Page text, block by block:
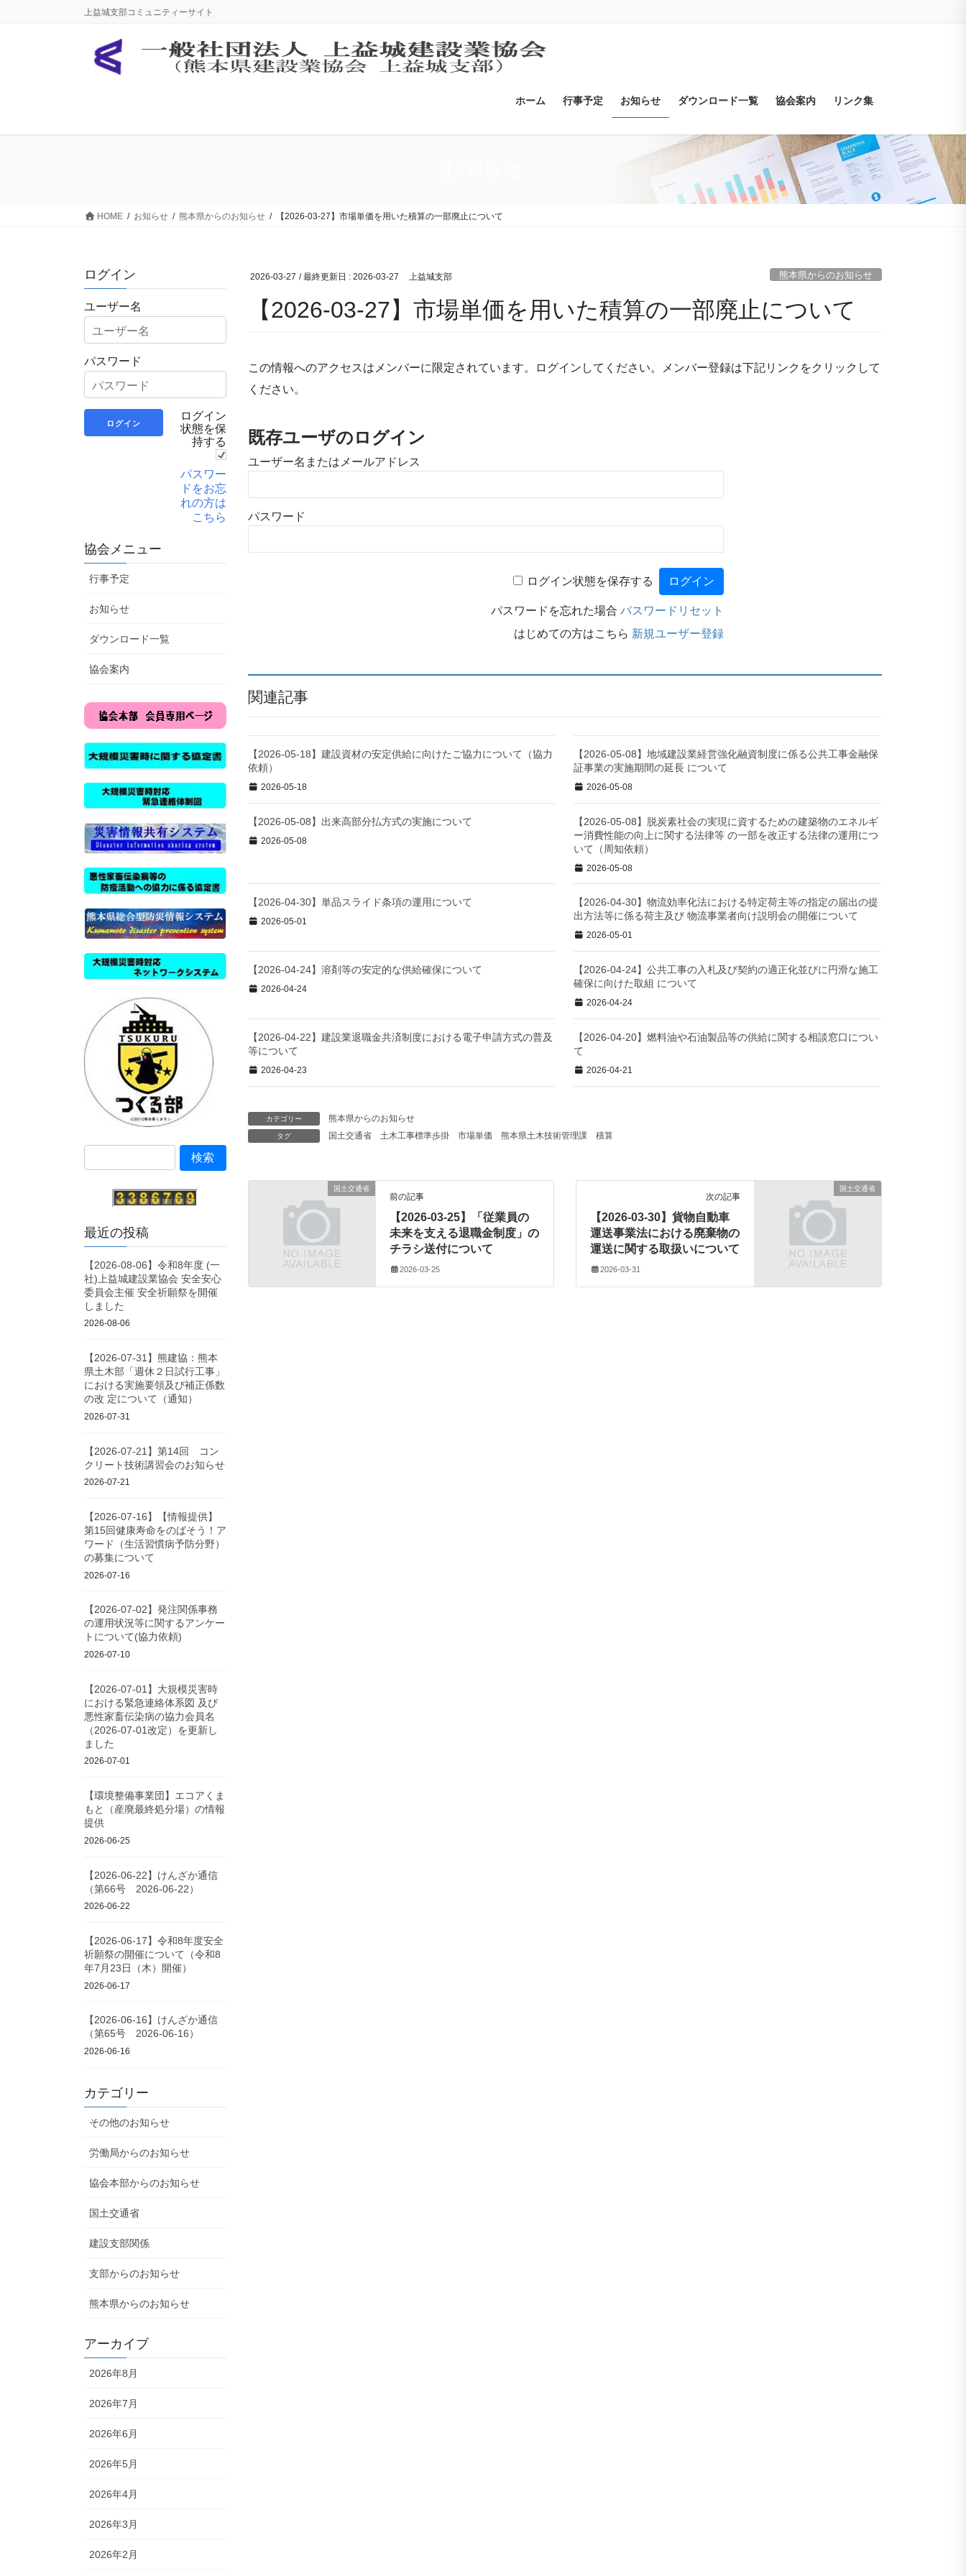
上益城支部コミュニティーサイト
ホーム 行事予定 お知らせ ダウンロード一覧 協会案内 リンク集
HOME お知らせ 熊本県からのお知らせ 【2026-03-27】市場単価を用いた積算の一部廃止について
2026-03-27 / 最終更新日 : 2026-03-27 上益城支部 熊本県からのお知らせ
【2026-03-27】市場単価を用いた積算の一部廃止について
この情報へのアクセスはメンバーに限定されています。ログインしてください。メンバー登録は下記リンクをクリックして
ください。
既存ユーザのログイン
ユーザー名またはメールアドレス
パスワード
ログイン状態を保存する
パスワードを忘れた場合 パスワードリセット
はじめての方はこちら 新規ユーザー登録
関連記事
【2026-05-18】建設資材の安定供給に向けたご協力について（協力
依頼）
2026-05-18
【2026-05-08】地域建設業経営強化融資制度に係る公共工事金融保
証事業の実施期間の延長 について
2026-05-08
【2026-05-08】出来高部分払方式の実施について
2026-05-08
【2026-05-08】脱炭素社会の実現に資するための建築物のエネルギ
ー消費性能の向上に関する法律等 の一部を改正する法律の運用につ
いて（周知依頼）
2026-05-08
【2026-04-30】単品スライド条項の運用について
2026-05-01
【2026-04-30】物流効率化法における特定荷主等の指定の届出の提
出方法等に係る荷主及び 物流事業者向け説明会の開催について
2026-05-01
【2026-04-24】溶剤等の安定的な供給確保について
2026-04-24
【2026-04-24】公共工事の入札及び契約の適正化並びに円滑な施工
確保に向けた取組 について
2026-04-24
【2026-04-22】建設業退職金共済制度における電子申請方式の普及
等について
2026-04-23
【2026-04-20】燃料油や石油製品等の供給に関する相談窓口につい
て
2026-04-21
カテゴリー 熊本県からのお知らせ
タグ 国土交通省 土木工事標準歩掛 市場単価 熊本県土木技術管理課 積算
国土交通省
前の記事
【2026-03-25】「従業員の
未来を支える退職金制度」の
チラシ送付について
2026-03-25
国土交通省
次の記事
【2026-03-30】貨物自動車
運送事業法における廃棄物の
運送に関する取扱いについて
2026-03-31
ログイン
ユーザー名
パスワード
ログイン
状態を保
持する
パスワー
ドをお忘
れの方は
こちら
協会メニュー
行事予定
お知らせ
ダウンロード一覧
協会案内
最近の投稿
【2026-08-06】令和8年度 (一
社)上益城建設業協会 安全安心
委員会主催 安全祈願祭を開催
しました
2026-08-06
【2026-07-31】熊建協：熊本
県土木部「週休２日試行工事」
における実施要領及び補正係数
の改 定について（通知）
2026-07-31
【2026-07-21】第14回 コン
クリート技術講習会のお知らせ
2026-07-21
【2026-07-16】【情報提供】
第15回健康寿命をのばそう！ア
ワード（生活習慣病予防分野）
の募集について
2026-07-16
【2026-07-02】発注関係事務
の運用状況等に関するアンケー
トについて(協力依頼)
2026-07-10
【2026-07-01】大規模災害時
における緊急連絡体系図 及び
悪性家畜伝染病の協力会員名
（2026-07-01改定）を更新し
ました
2026-07-01
【環境整備事業団】エコアくま
もと（産廃最終処分場）の情報
提供
2026-06-25
【2026-06-22】けんざか通信
（第66号 2026-06-22）
2026-06-22
【2026-06-17】令和8年度安全
祈願祭の開催について（令和8
年7月23日（木）開催）
2026-06-17
【2026-06-16】けんざか通信
（第65号 2026-06-16）
2026-06-16
カテゴリー
その他のお知らせ
労働局からのお知らせ
協会本部からのお知らせ
国土交通省
建設支部関係
支部からのお知らせ
熊本県からのお知らせ
アーカイブ
2026年8月
2026年7月
2026年6月
2026年5月
2026年4月
2026年3月
2026年2月